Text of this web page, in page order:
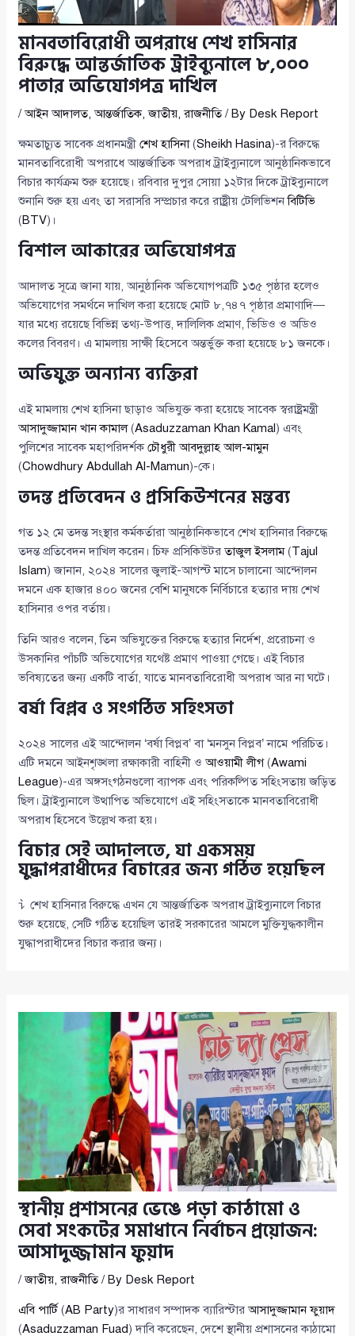
মানবতাবিরোধী অপরাধে শেখ হাসিনার
বিরুদ্ধে আন্তর্জাতিক ট্রাইব্যুনালে ৮,০০০
পাতার অভিযোগপত্র দাখিল
/আইন আদালত,আন্তর্জাতিক,জাতীয়,রাজনীতি/ By Desk Report
ক্ষমতাচ্যুত সাবেক প্রধানমন্ত্রীশেখ হাসিনা(Sheikh Hasina)-র বিরুদ্ধে
মানবতাবিরোধী অপরাধে আন্তর্জাতিক অপরাধ ট্রাইব্যুনালে আনুষ্ঠানিকভাবে
বিচার কার্যক্রম শুরু হয়েছে। রবিবার দুপুর সোয়া ১২টার দিকে ট্রাইব্যুনালে
শুনানি শুরু হয় এবং তা সরাসরি সম্প্রচার করে রাষ্ট্রীয় টেলিভিশনবিটিভি
(BTV)।
বিশাল আকারের অভিযোগপত্র
আদালত সূত্রে জানা যায়, আনুষ্ঠানিক অভিযোগপত্রটি ১৩৫ পৃষ্ঠার হলেও
অভিযোগের সমর্থনে দাখিল করা হয়েছে মোট ৮,৭৪৭ পৃষ্ঠার প্রমাণাদি—
যার মধ্যে রয়েছে বিভিন্ন তথ্য-উপাত্ত, দালিলিক প্রমাণ, ভিডিও ও অডিও
কলের বিবরণ। এ মামলায় সাক্ষী হিসেবে অন্তর্ভুক্ত করা হয়েছে ৮১ জনকে।
অভিযুক্ত অন্যান্য ব্যক্তিরা
এই মামলায় শেখ হাসিনা ছাড়াও অভিযুক্ত করা হয়েছে সাবেক স্বরাষ্ট্রমন্ত্রী
আসাদুজ্জামান খান কামাল(Asaduzzaman Khan Kamal) এবং
পুলিশের সাবেক মহাপরিদর্শকচৌধুরী আবদুল্লাহ আল-মামুন
(Chowdhury Abdullah Al-Mamun)-কে।
তদন্ত প্রতিবেদন ও প্রসিকিউশনের মন্তব্য
গত ১২ মে তদন্ত সংস্থার কর্মকর্তারা আনুষ্ঠানিকভাবে শেখ হাসিনার বিরুদ্ধে
তদন্ত প্রতিবেদন দাখিল করেন। চিফ প্রসিকিউটরতাজুল ইসলাম(Tajul
Islam) জানান, ২০২৪ সালের জুলাই-আগস্ট মাসে চালানো আন্দোলন
দমনে এক হাজার ৪০০ জনের বেশি মানুষকে নির্বিচারে হত্যার দায় শেখ
হাসিনার ওপর বর্তায়।
তিনি আরও বলেন, তিন অভিযুক্তের বিরুদ্ধে হত্যার নির্দেশ, প্ররোচনা ও
উসকানির পাঁচটি অভিযোগের যথেষ্ট প্রমাণ পাওয়া গেছে। এই বিচার
ভবিষ্যতের জন্য একটি বার্তা, যাতে মানবতাবিরোধী অপরাধ আর না ঘটে।
বর্ষা বিপ্লব ও সংগঠিত সহিংসতা
২০২৪ সালের এই আন্দোলন ‘বর্ষা বিপ্লব’ বা ‘মনসুন বিপ্লব’ নামে পরিচিত।
এটি দমনে আইনশৃঙ্খলা রক্ষাকারী বাহিনী ওআওয়ামী লীগ(Awami
League)-এর অঙ্গসংগঠনগুলো ব্যাপক এবং পরিকল্পিত সহিংসতায় জড়িত
ছিল। ট্রাইব্যুনালে উত্থাপিত অভিযোগে এই সহিংসতাকে মানবতাবিরোধী
অপরাধ হিসেবে উল্লেখ করা হয়।
বিচার সেই আদালতে, যা একসময়
যুদ্ধাপরাধীদের বিচারের জন্য গঠিত হয়েছিল
讠শেখ হাসিনার বিরুদ্ধে এখন যে আন্তর্জাতিক অপরাধ ট্রাইব্যুনালে বিচার
শুরু হয়েছে, সেটি গঠিত হয়েছিল তারই সরকারের আমলে মুক্তিযুদ্ধকালীন
যুদ্ধাপরাধীদের বিচার করার জন্য।
স্থানীয় প্রশাসনের ভেঙে পড়া কাঠামো ও
সেবা সংকটের সমাধানে নির্বাচন প্রয়োজন:
আসাদুজ্জামান ফুয়াদ
/জাতীয়,রাজনীতি/ By Desk Report
এবি পার্টি (AB Party)র সাধারণ সম্পাদক ব্যারিস্টারআসাদুজ্জামান ফুয়াদ
(Asaduzzaman Fuad) দাবি করেছেন, দেশে স্থানীয় প্রশাসনের কাঠামো